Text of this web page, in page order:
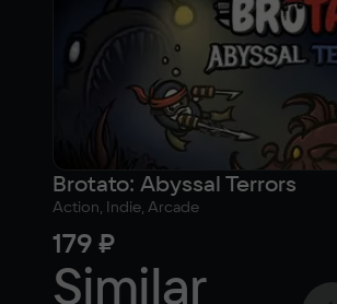
Brotato: Abyssal Terrors
Action, Indie, Arcade
179 ₽
Similar